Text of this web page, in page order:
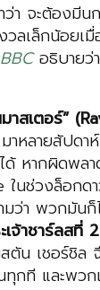
จะต้องมีน
ลเล็กน้อย
BBCอธิบายว่า
มาสเตอร์”
หลายสัปดา
หากผิดพล
ช่วงล็อกดา
ว่า พวกมันก็
เจ้าชาร์ลสที่ 2
ตัน เชอร์ชิล
กที และพว